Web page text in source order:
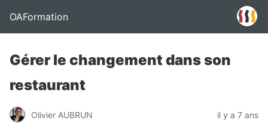
OAFormation
Gérer le changement dans son
restaurant
Olivier AUBRUN il y a 7 ans